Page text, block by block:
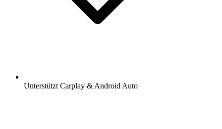
Unterstützt Carplay & Android Auto